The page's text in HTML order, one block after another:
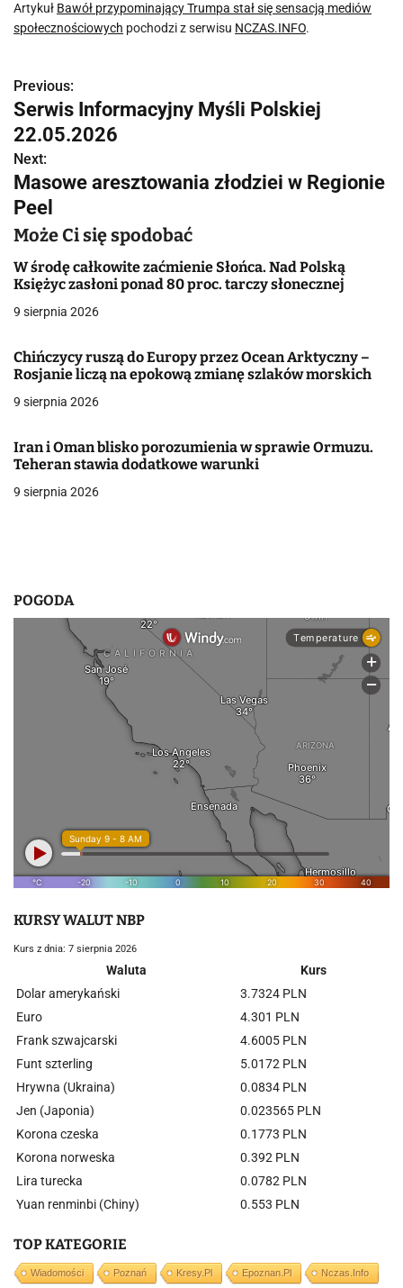
Artykuł Bawół przypominający Trumpa stał się sensacją mediów
społecznościowych pochodzi z serwisu NCZAS.INFO.
N
a
w
i
g
a
c
a
w
i
s
Previous:
Serwis Informacyjny Myśli Polskiej
22.05.2026
Next:
Masowe aresztowania złodziei w Regionie
Peel
Może Ci się spodobać
W środę całkowite zaćmienie Słońca. Nad Polską
Księżyc zasłoni ponad 80 proc. tarczy słonecznej
9 sierpnia 2026
Chińczycy ruszą do Europy przez Ocean Arktyczny –
Rosjanie liczą na epokową zmianę szlaków morskich
9 sierpnia 2026
Iran i Oman blisko porozumienia w sprawie Ormuzu.
Teheran stawia dodatkowe warunki
9 sierpnia 2026
POGODA
KURSY WALUT NBP
Kurs z dnia: 7 sierpnia 2026
Waluta
Kurs
Dolar amerykański
3.7324 PLN
Euro
4.301 PLN
Frank szwajcarski
4.6005 PLN
Funt szterling
5.0172 PLN
Hrywna (Ukraina)
0.0834 PLN
Jen (Japonia)
0.023565 PLN
Korona czeska
0.1773 PLN
Korona norweska
0.392 PLN
Lira turecka
0.0782 PLN
Yuan renminbi (Chiny)
0.553 PLN
TOP KATEGORIE
Wiadomości Poznań Kresy.pl Epoznan.pl Nczas.info